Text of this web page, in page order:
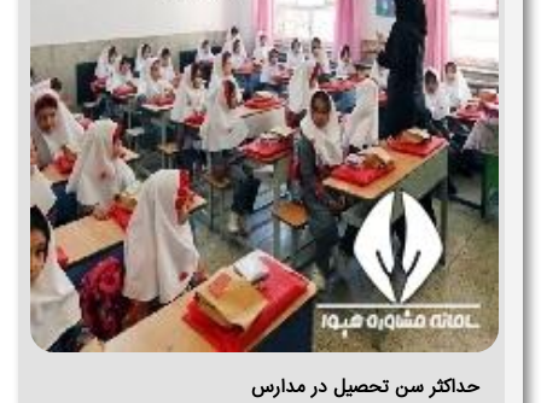
حداکثر سن تحصیل در مدارس